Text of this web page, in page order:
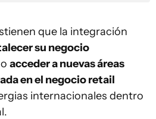
que la integración
su negocio
acceder a nuevas áreas
en el negocio retail
internacionales dentro